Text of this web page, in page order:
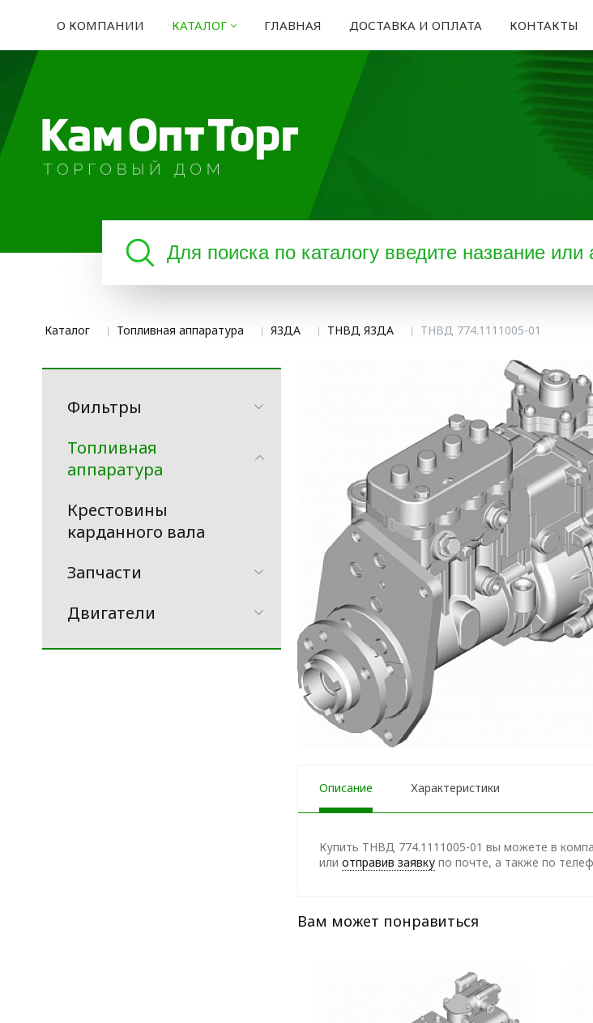
О КОМПАНИИ КАТАЛОГ ГЛАВНАЯ ДОСТАВКА И ОПЛАТА КОНТАКТЫ
Каталог Топливная аппаратура Я3ДА ТНВД Я3ДА ТНВД 774.1111005-01
Фильтры
Топливная
аппаратура
Крестовины
карданного вала
Запчасти
Двигатели
Описание Характеристики
Купить ТНВД 774.1111005-01 вы можете в
или отправив заявку по почте, а также по
Вам может понравиться